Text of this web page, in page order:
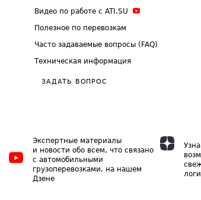
Видео по работе с ATI.SU
Полезное по перевозкам
Часто задаваемые вопросы (FAQ)
Техническая информация
ЗАДАТЬ ВОПРОС
Экспертные материалы
и новости обо всем, что связано
с автомобильными
грузоперевозками, на нашем
Дзене